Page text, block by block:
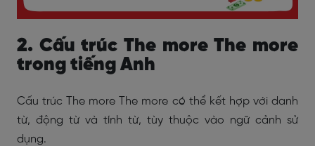
2. Cấu trúc The more The more
trong tiếng Anh
Cấu trúc The more The more có thể kết hợp với danh
từ, động từ và tính từ, tùy thuộc vào ngữ cảnh sử
dụng.